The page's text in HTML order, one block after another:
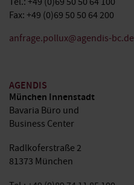
Fax: +49 (0)69 50 50 64 200
anfrage.pollux@agendis-bc.de
AGENDIS
München Innenstadt
Bavaria Büro und
Business Center
Radlkoferstraße 2
81373 München